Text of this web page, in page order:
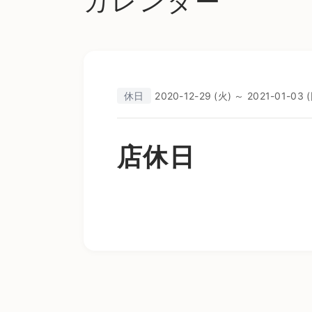
休日 2020-12-29 (火) ～ 2021-01-03 (
店休日